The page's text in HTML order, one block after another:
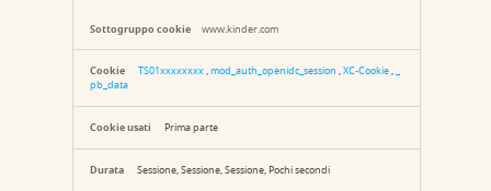
www.kinder.com
TS01xxxxxxxx,mod_auth_openidc_session ,XC-Cookie,
pb_data
Prima parte
Sessione, Sessione, Sessione, Pochi secondi